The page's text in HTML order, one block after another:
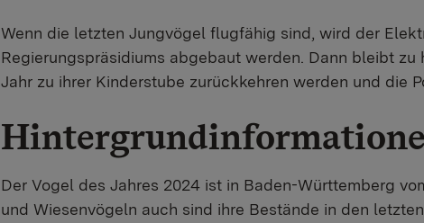
Wenn die letzten Jungvögel flugfähig sind, wird der
Regierungspräsidiums abgebaut werden. Dann bleibt
Jahr zu ihrer Kinderstube zurückkehren werden und die
Der Vogel des Jahres 2024 ist in Baden-Württemberg
und Wiesenvögeln auch sind ihre Bestände in den